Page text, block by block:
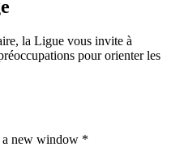
la Ligue vous invite à
pour orienter les
a new window *